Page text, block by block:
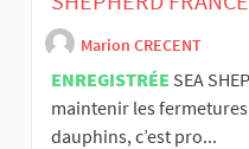
Marion CRECENT
ENREGISTRÉE SEA
maintenir les
dauphins, c’est pro...